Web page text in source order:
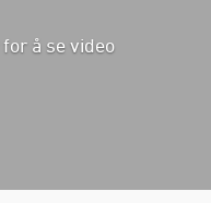
å se video